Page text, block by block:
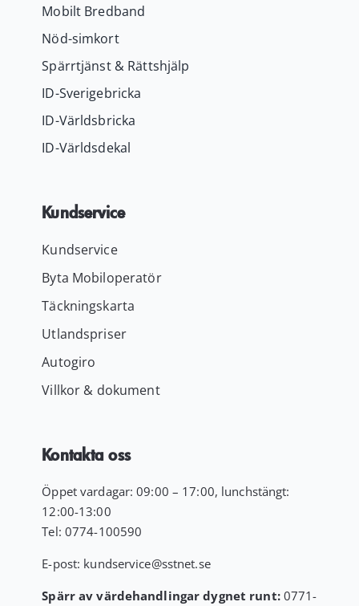
Mobilt Bredband
Nöd-simkort
Spärrtjänst & Rättshjälp
ID-Sverigebricka
ID-Världsbricka
ID-Världsdekal
Kundservice
Kundservice
Byta Mobiloperatör
Täckningskarta
Utlandspriser
Autogiro
Villkor & dokument
Kontakta oss
Öppet vardagar: 09:00 – 17:00, lunchstängt:
12:00-13:00
Tel: 0774-100590
E-post: kundservice@sstnet.se
Spärr av värdehandlingar dygnet runt:0771-